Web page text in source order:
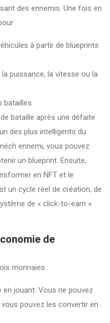
des ennemis. Une fois en
:
à partir de blueprints
puissance, la vitesse ou la
batailles
bataille après une défaite
des plus intelligents du
ennemi, vous pouvez
un blueprint. Ensuite,
en NFT et le
un cycle réel de création, de
de « click-to-earn »
de
monnaies :
en jouant. Vous ne pouvez
pouvez les convertir en